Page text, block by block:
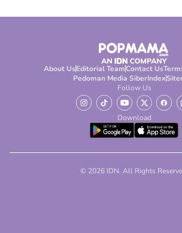
About UsEditorial TeamContact Us
Pedoman Media SiberIndex
Follow Us
Download
© 2026 IDN. All Rights